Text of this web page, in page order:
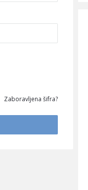
Zaboravljena šifra?